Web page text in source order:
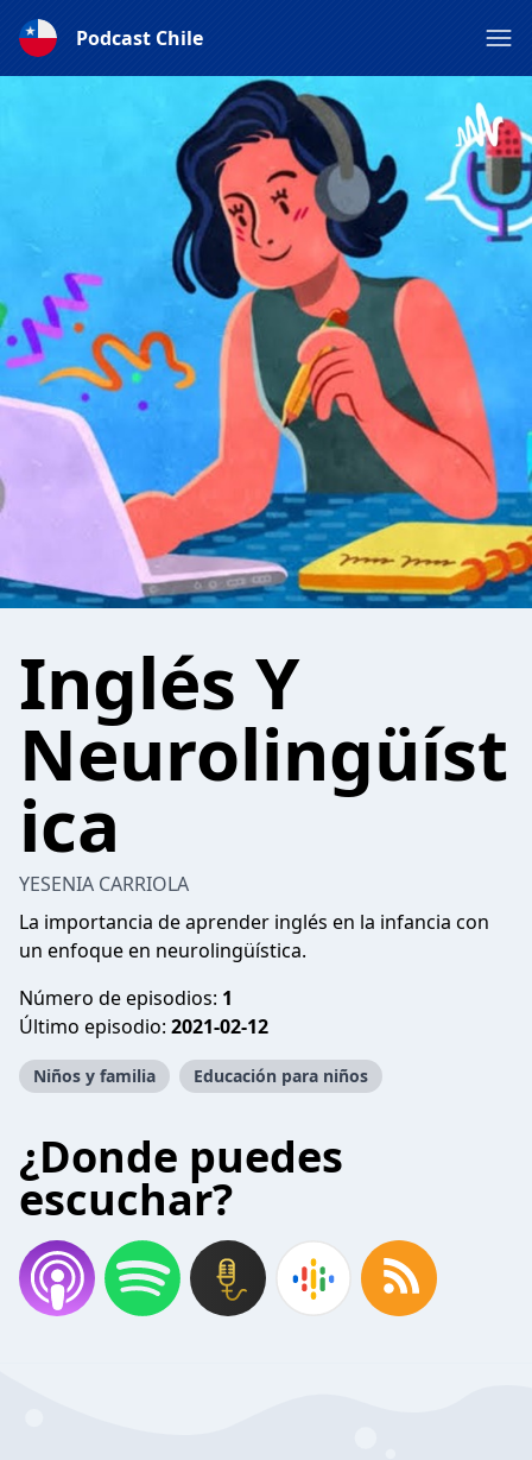
Podcast Chile
Inglés Y
Neurolingüíst
ica
YESENIA CARRIOLA
La importancia de aprender inglés en la infancia con
un enfoque en neurolingüística.
Número de episodios: 1
Último episodio: 2021-02-12
Niños y familia Educación para niños
¿Donde puedes
escuchar?